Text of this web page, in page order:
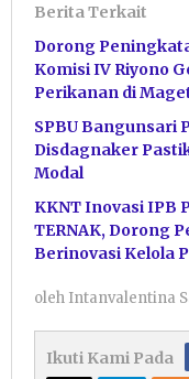
Berita Terkait
Dorong
Komisi IV Riyono
Perikanan di
SPBU Bangunsari
Disdagnaker
Modal
KKNT Inovasi IPB
TERNAK, Dorong
Berinovasi Kelola
oleh Intanvalentina
Ikuti Kami Pada